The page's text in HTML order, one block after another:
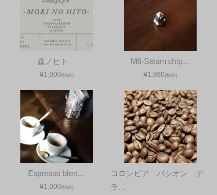
森ノヒト
¥1,000(税込)
M6-Steam chip…
¥1,980(税込)
Espresso blen…
¥1,000(税込)
コロンビア パシオン デ
ラ…